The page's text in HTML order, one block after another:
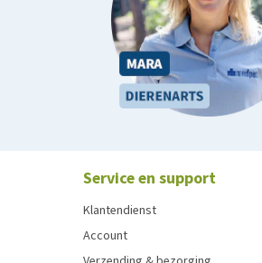
Service en support
Klantendienst
Account